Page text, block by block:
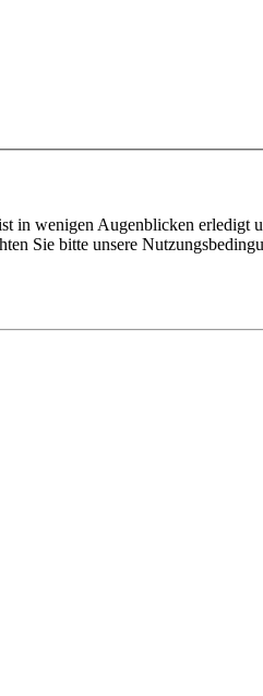
in wenigen Augenblicken
Sie bitte unsere